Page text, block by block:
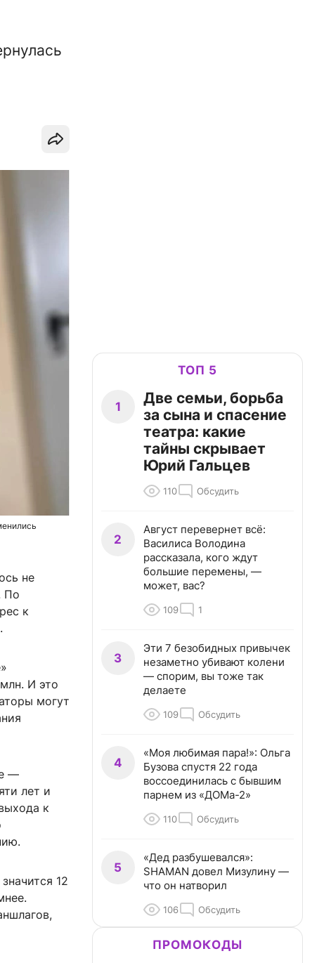
не
По
к
. И это
могут
—
лет и
к
12
ТОП 5
1
Две семьи, борьба
за сына и спасение
театра: какие
тайны скрывает
Юрий Гальцев
110 Обсудить
2
Август перевернет всё:
Василиса Володина
рассказала, кого ждут
большие перемены, —
может, вас?
109 1
3
Эти 7 безобидных привычек
незаметно убивают колени
— спорим, вы тоже так
делаете
109 Обсудить
4
«Моя любимая пара!»: Ольга
Бузова спустя 22 года
воссоединилась с бывшим
парнем из «ДОМа-2»
110 Обсудить
5
«Дед разбушевался»:
SHAMAN довел Мизулину —
что он натворил
106 Обсудить
ПРОМОКОДЫ